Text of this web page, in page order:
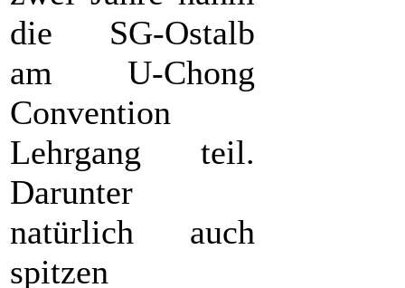
die SG-Ostalb
am U-Chong
Convention
Lehrgang teil.
Darunter
natürlich auch
spitzen